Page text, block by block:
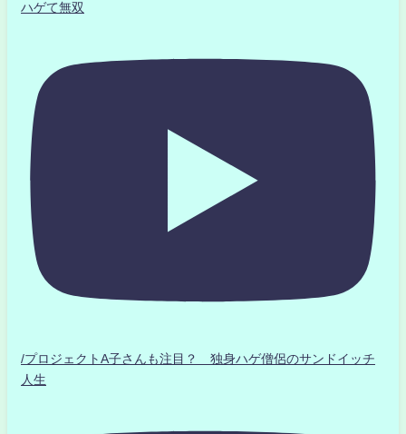
ハゲて無双
/プロジェクトA子さんも注目？ 独身ハゲ僧侶のサンドイッチ
人生